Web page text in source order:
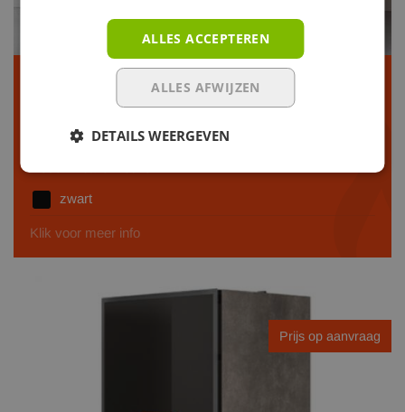
MCZ Mini Air X-Up - Staal
Kilowattage:
6.3 KWh
zwart
Klik voor meer info
Prijs op aanvraag
ALLES ACCEPTEREN
ALLES AFWIJZEN
DETAILS WEERGEVEN